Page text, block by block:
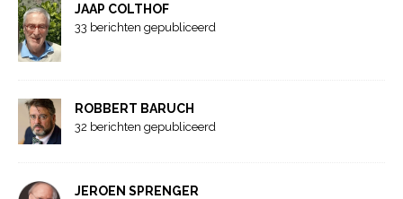
JAAP COLTHOF
33 berichten gepubliceerd
ROBBERT BARUCH
32 berichten gepubliceerd
JEROEN SPRENGER